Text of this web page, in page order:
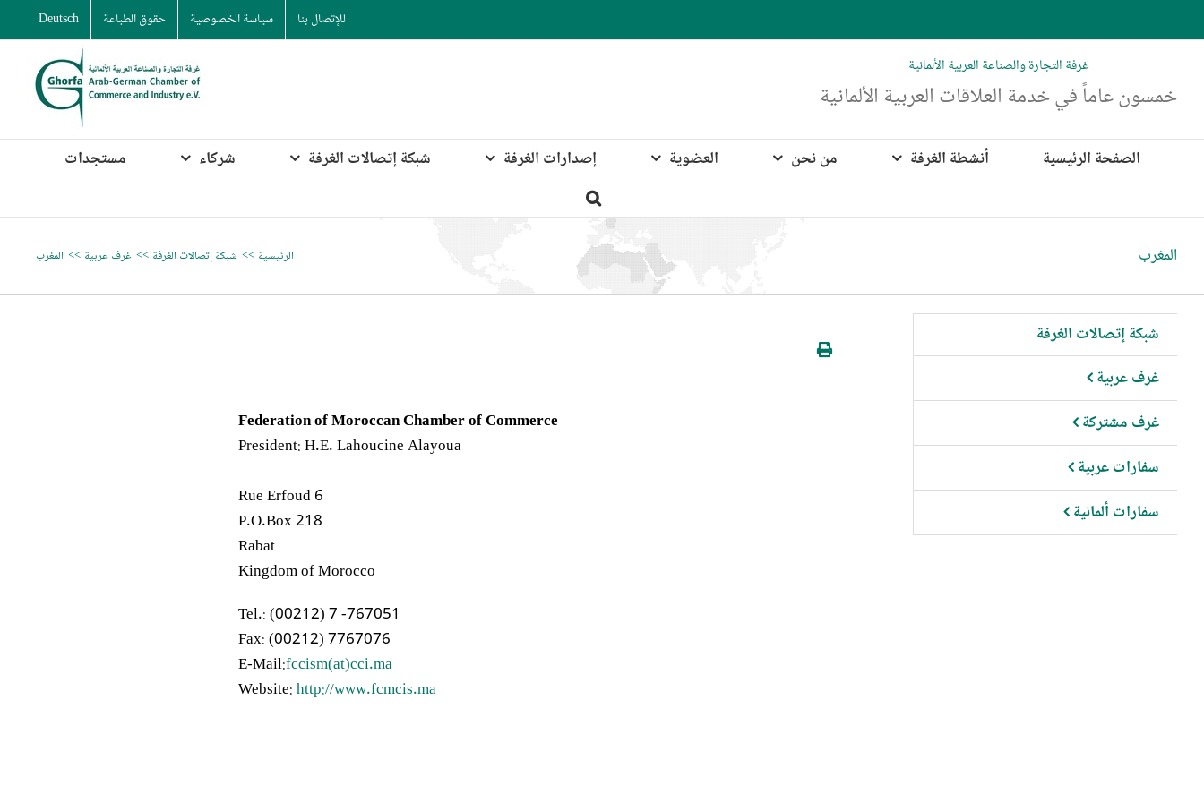
to
للإتصال بنا سياسة الخصوصية حقوق الطباعة Deutsch
غرفة التجارة والصناعة العربية الألمانية
خمسون عاماً في خدمة العلاقات العربية الألمانية
الصفحة الرئيسية أنشطة الغرفة من نحن العضوية إصدارات الغرفة شبكة إتصالات الغرفة شركاء مستجدات
المغرب الرئيسية شبكة إتصالات الغرفة غرف عربية المغرب
Federation of Moroccan Chamber of Commerce
President: H.E. Lahoucine Alayoua
6 Rue Erfoud
P.O.Box 218
Rabat
Kingdom of Morocco
Tel.: (00212) 7 -767051
Fax: (00212) 7767076
E-Mail:fccism(at)cci.ma
Website:http://www.fcmcis.ma
شبكة إتصالات الغرفة
غرف عربية
غرف مشتركة
سفارات عربية
سفارات ألمانية